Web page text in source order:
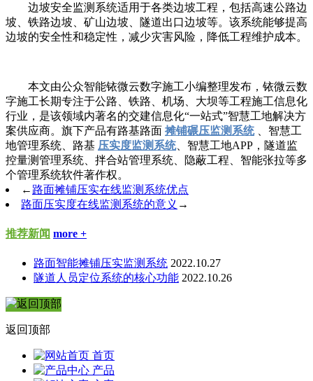
边坡安全监测系统适用于各类边坡工程，包括高速公路边
坡、铁路边坡、矿山边坡、隧道出口边坡等。该系统能够提高
边坡的安全性和稳定性，减少灾害风险，降低工程维护成本。
本文由公众智能铱微云数字施工小编整理发布，铱微云数
字施工长期专注于公路、铁路、机场、大坝等工程施工信息化
行业，是该领域内著名的交建信息化“一站式”智慧工地解决方
案供应商。旗下产品有路基路面 摊铺碾压监测系统
、智慧工
地管理系统、路基 压实度监测系统、智慧工地APP，隧道监
控量测管理系统、拌合站管理系统、隐蔽工程、智能张拉等多
个管理系统软件著作权。
← 路面摊铺压实在线监测系统优点
路面压实度在线监测系统的意义 →
推荐新闻 more +
路面智能摊铺压实监测系统 2022.10.27
隧道人员定位系统的核心功能 2022.10.26
返回顶部
首页
产品